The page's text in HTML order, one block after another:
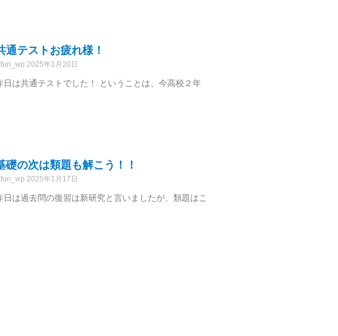
通テストお疲れ様！
2025年1月20日
日は共通テストでした！ ということは、今高校２年
礎の次は類題も解こう！！
2025年1月17日
日は過去問の復習は新研究と言いましたが、類題はこ